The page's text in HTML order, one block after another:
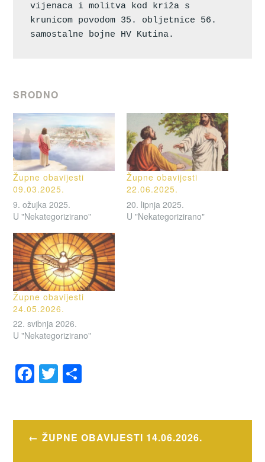
vijenaca i molitva kod križa s
krunicom povodom 35. obljetnice 56.
samostalne bojne HV Kutina.
SRODNO
Župne obavijesti
09.03.2025.
9. ožujka 2025.
U "Nekategorizirano"
Župne obavijesti
22.06.2025.
20. lipnja 2025.
U "Nekategorizirano"
Župne obavijesti
24.05.2026.
22. svibnja 2026.
U "Nekategorizirano"
F
a
e
b
T
wi
er e
Navigacija
ŽUPNE OBAVIJESTI 14.06.2026.